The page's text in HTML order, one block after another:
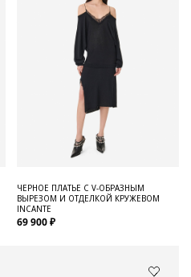
ЧЕРНОЕ ПЛАТЬЕ С V-ОБРАЗНЫМ
ВЫРЕЗОМ И ОТДЕЛКОЙ КРУЖЕВОМ
INCANTE
69 900 ₽